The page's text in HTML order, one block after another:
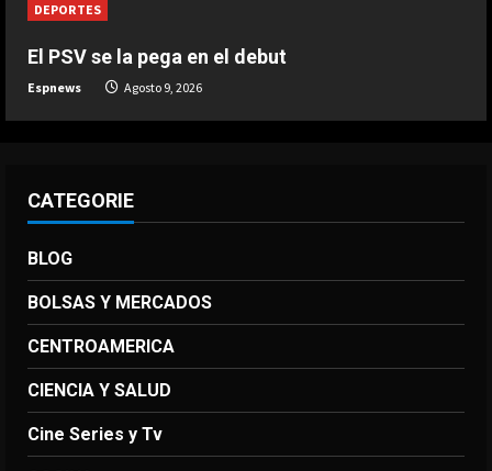
DEPORTES
El PSV se la pega en el debut
Espnews Agosto 9, 2026
CATEGORIE
BLOG
BOLSAS Y MERCADOS
CENTROAMERICA
CIENCIA Y SALUD
Cine Series y Tv